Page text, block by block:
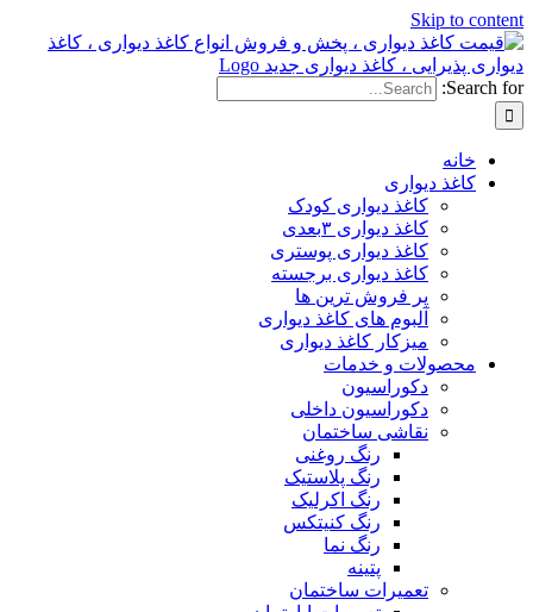
کاغذ دیواری کودک
کاغذ دیواری ۳بعدی
کاغذ دیواری پوستری
کاغذ دیواری برجسته
پر فروش ترین ها
آلبوم های کاغذ دیواری
میزکار کاغذ دیواری
و خدمات
دکوراسیون
دکوراسیون داخلی
نقاشی ساختمان
رنگ روغنی
رنگ پلاستیک
رنگ اکرلیک
رنگ کنیتکس
تعمیرات ساختمان